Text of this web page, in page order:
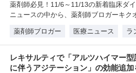
薬剤師必見！11/6～11/13の新着臨床ダ
ニュースの中から、薬剤師ブロガーキク
薬剤師ブロガー
医療ニュース ラ
レキサルティで「アルツハイマー型
に伴うアジテーション」の効能追加